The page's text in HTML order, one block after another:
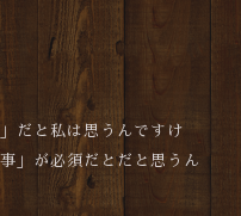
だと私は思うんですけ
」が必須だとだと思うん